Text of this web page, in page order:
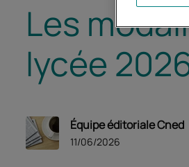
Les
lycée
Équipe éditoriale Cned
11/06/2026